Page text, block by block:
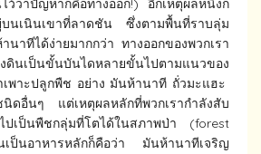
ว้ว่าปัญหาก็คือทางออก!) อีกเหตุผลหนึ่งก็
นเนินเขาที่ลาดชัน ซึ่งตามพื้นที่ราบลุ่ม
นาทีได้ง่ายมากกว่า ทางออกของพวกเรา
นเป็นขั้นบันไดหลายขั้นไปตามแนวของ
เพาะปลูกพืช อย่าง มันห้านาที ถั่วมะแฮะ
อื่นๆ แต่เหตุผลหลักที่พวกเรากำลังสับ
ปเป็นพืชกลุ่มที่โตได้ในสภาพป่า (forest
ป็นอาหารหลักก็คือว่า มันห้านาทีเจริญ